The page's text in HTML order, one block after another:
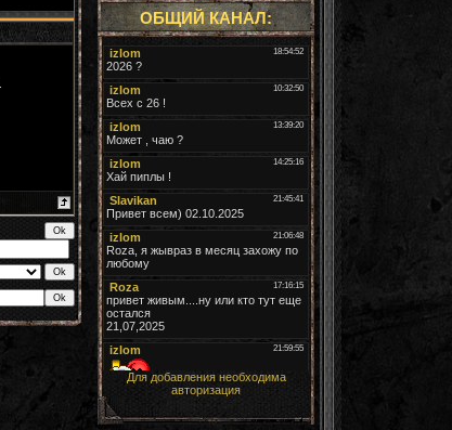
ОБЩИЙ КАНАЛ:
Для добавления необходима
авторизация